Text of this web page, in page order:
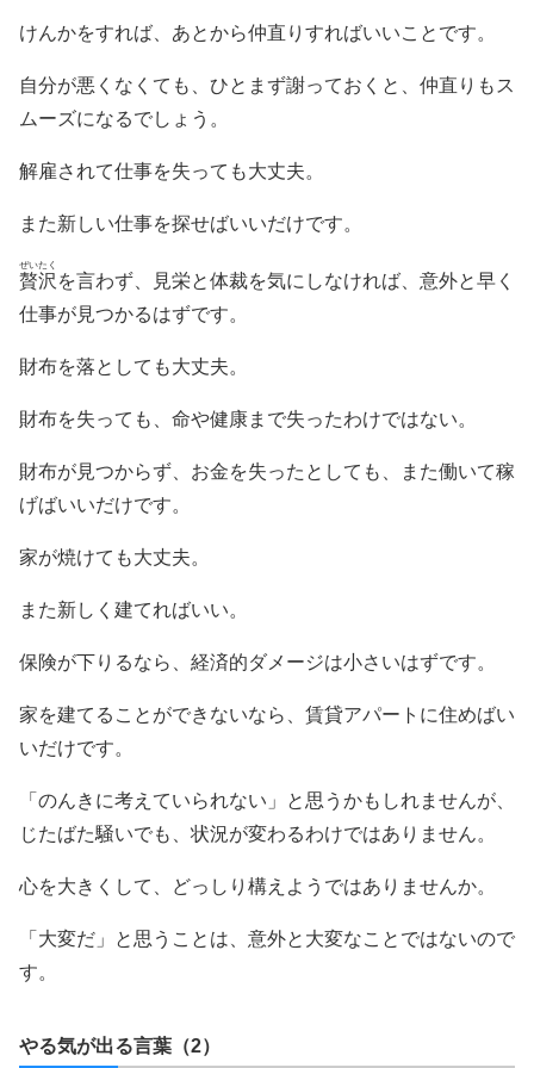
けんかをすれば、あとから仲直りすればいいことです。
自分が悪くなくても、ひとまず謝っておくと、仲直りもス
ムーズになるでしょう。
解雇されて仕事を失っても大丈夫。
また新しい仕事を探せばいいだけです。
贅沢
ぜいたく
を言わず、見栄と体裁を気にしなければ、意外と早く
仕事が見つかるはずです。
財布を落としても大丈夫。
財布を失っても、命や健康まで失ったわけではない。
財布が見つからず、お金を失ったとしても、また働いて稼
げばいいだけです。
家が焼けても大丈夫。
また新しく建てればいい。
保険が下りるなら、経済的ダメージは小さいはずです。
家を建てることができないなら、賃貸アパートに住めばい
いだけです。
「のんきに考えていられない」と思うかもしれませんが、
じたばた騒いでも、状況が変わるわけではありません。
心を大きくして、どっしり構えようではありませんか。
「大変だ」と思うことは、意外と大変なことではないので
す。
やる気が出る言葉（2）